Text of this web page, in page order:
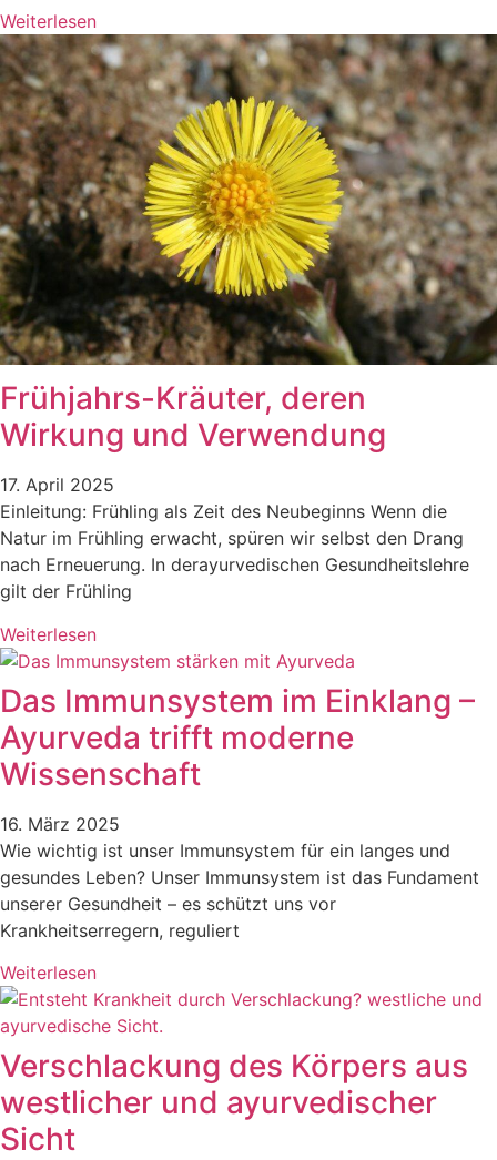
Weiterlesen
Frühjahrs-Kräuter, deren
Wirkung und Verwendung
17. April 2025
Einleitung: Frühling als Zeit des Neubeginns Wenn die
Natur im Frühling erwacht, spüren wir selbst den Drang
nach Erneuerung. In derayurvedischen Gesundheitslehre
gilt der Frühling
Weiterlesen
Das Immunsystem im Einklang –
Ayurveda trifft moderne
Wissenschaft
16. März 2025
Wie wichtig ist unser Immunsystem für ein langes und
gesundes Leben? Unser Immunsystem ist das Fundament
unserer Gesundheit – es schützt uns vor
Krankheitserregern, reguliert
Weiterlesen
Verschlackung des Körpers aus
westlicher und ayurvedischer
Sicht